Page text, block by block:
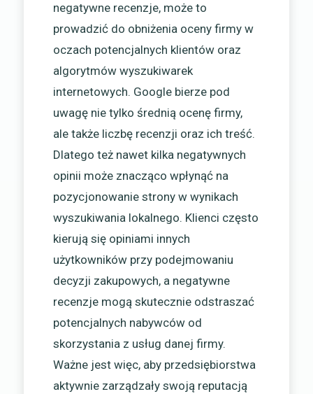
negatywne recenzje, może to
prowadzić do obniżenia oceny firmy w
oczach potencjalnych klientów oraz
algorytmów wyszukiwarek
internetowych. Google bierze pod
uwagę nie tylko średnią ocenę firmy,
ale także liczbę recenzji oraz ich treść.
Dlatego też nawet kilka negatywnych
opinii może znacząco wpłynąć na
pozycjonowanie strony w wynikach
wyszukiwania lokalnego. Klienci często
kierują się opiniami innych
użytkowników przy podejmowaniu
decyzji zakupowych, a negatywne
recenzje mogą skutecznie odstraszać
potencjalnych nabywców od
skorzystania z usług danej firmy.
Ważne jest więc, aby przedsiębiorstwa
aktywnie zarządzały swoją reputacją